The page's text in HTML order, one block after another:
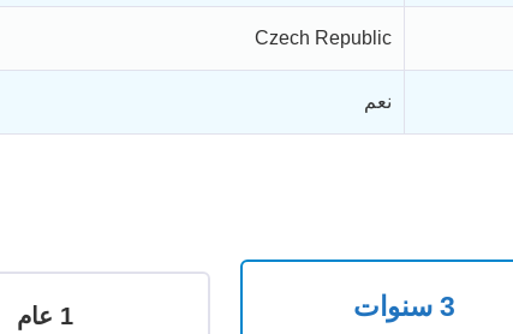
Czech Republic
نعم
3 سنوات
1 عام